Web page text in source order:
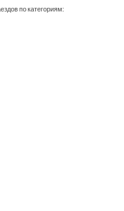
по категориям: